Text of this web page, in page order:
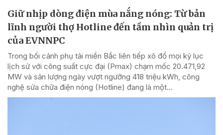
Giữ nhịp dòng điện mùa nắng nóng: Từ bản
lĩnh người thợ Hotline đến tầm nhìn quản trị
của EVNNPC
Trong bối cảnh phụ tải miền Bắc liên tiếp xô đổ mọi kỷ lục
lịch sử với công suất cực đại (Pmax) chạm mốc 20.471,92
MW và sản lượng ngày vượt ngưỡng 418 triệu kWh, công
nghệ sửa chữa điện nóng (Hotline) đang là một...